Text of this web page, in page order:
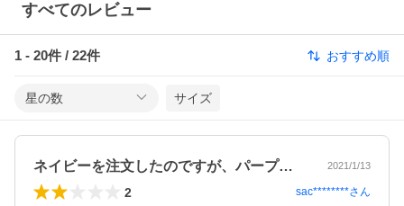
すべてのレビュー
1 - 20件 / 22件 おすすめ順
星の数 サイズ
ネイビーを注文したのですが、パープルっ… 2021/1/13
2 sac********さん